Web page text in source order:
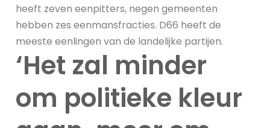
heeft zeven eenpitters, negen gemeenten
hebben zes eenmansfracties. D66 heeft de
meeste eenlingen van de landelijke partijen.
‘Het zal minder
om politieke kleur